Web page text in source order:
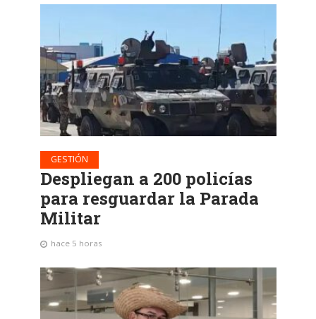
GESTIÓN
Despliegan a 200 policías
para resguardar la Parada
Militar
hace 5 horas